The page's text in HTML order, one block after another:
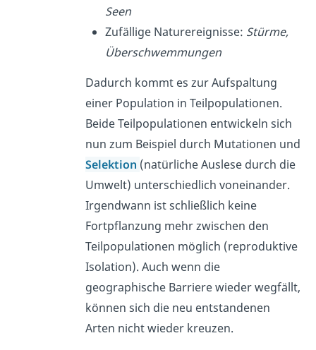
Seen
Zufällige Naturereignisse: Stürme,
Überschwemmungen
Dadurch kommt es zur Aufspaltung
einer Population in Teilpopulationen.
Beide Teilpopulationen entwickeln sich
nun zum Beispiel durch Mutationen und
Selektion (natürliche Auslese durch die
Umwelt) unterschiedlich voneinander.
Irgendwann ist schließlich keine
Fortpflanzung mehr zwischen den
Teilpopulationen möglich (reproduktive
Isolation). Auch wenn die
geographische Barriere wieder wegfällt,
können sich die neu entstandenen
Arten nicht wieder kreuzen.